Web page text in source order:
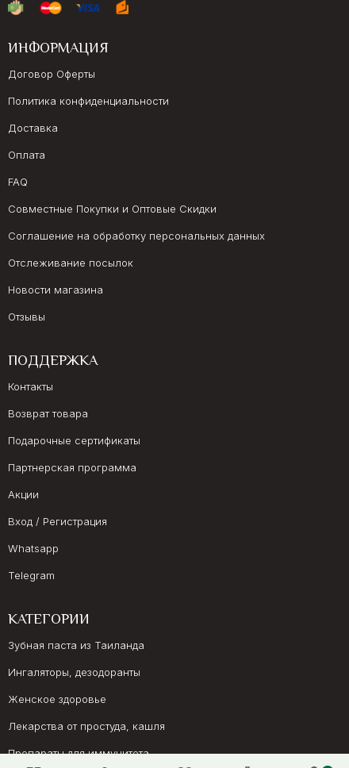
ИНФОРМАЦИЯ
Договор Оферты
Политика конфиденциальности
Доставка
Оплата
FAQ
Совместные Покупки и Оптовые Скидки
Соглашение на обработку персональных данных
Отслеживание посылок
Новости магазина
Отзывы
ПОДДЕРЖКА
Контакты
Возврат товара
Подарочные сертификаты
Партнерская программа
Акции
Вход / Регистрация
Whatsapp
Telegram
КАТЕГОРИИ
Зубная паста из Таиланда
Ингаляторы, дезодоранты
Женское здоровье
Лекарства от простуда, кашля
Препараты для иммунитета